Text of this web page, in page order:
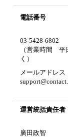
電話番号
03-5428-6802
（営業時間 平
く）
メールアドレス
運営統括責任者
廣田政智